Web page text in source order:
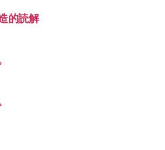
的読解